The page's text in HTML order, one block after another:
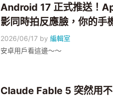
Android 17 正式推送！
影同時拍反應臉，你的手
2026/06/17 by編輯室
安卓用戶看這邊～～
Claude Fable 5 突然用